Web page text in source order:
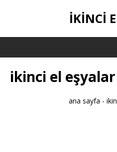
IKINCI
ikinci el eşyalar
ana sayfa -